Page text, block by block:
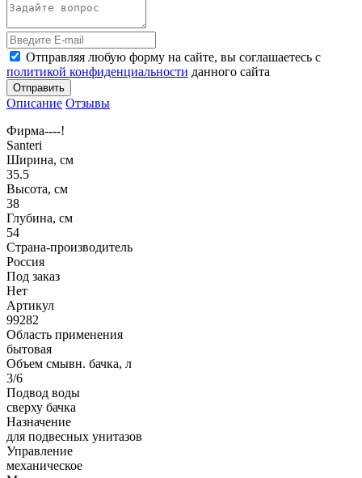
Отправляя любую форму на сайте, вы соглашаетесь с
политикой конфиденциальности данного сайта
Отправить
Описание Отзывы
Фирма----!
Santeri
Ширина, см
35.5
Высота, см
38
Глубина, см
54
Страна-производитель
Россия
Под заказ
Нет
Артикул
99282
Область применения
бытовая
Объем смывн. бачка, л
3/6
Подвод воды
сверху бачка
Назначение
для подвесных унитазов
Управление
механическое